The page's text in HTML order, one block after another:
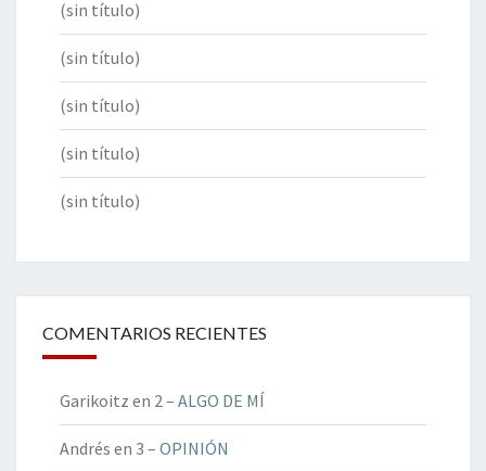
(sin título)
(sin título)
(sin título)
(sin título)
(sin título)
COMENTARIOS RECIENTES
Garikoitz en 2 – ALGO DE MÍ
Andrés en 3 – OPINIÓN